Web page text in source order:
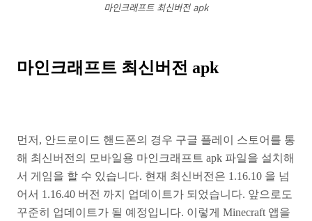
마인크래프트 최신버전 apk
마인크래프트 최신버전 apk
먼저, 안드로이드 핸드폰의 경우 구글 플레이 스토어를 통
해 최신버전의 모바일용 마인크래프트 apk 파일을 설치해
서 게임을 할 수 있습니다. 현재 최신버전은 1.16.10 을 넘
어서 1.16.40 버전 까지 업데이트가 되었습니다. 앞으로도
꾸준히 업데이트가 될 예정입니다. 이렇게 Minecraft 앱을